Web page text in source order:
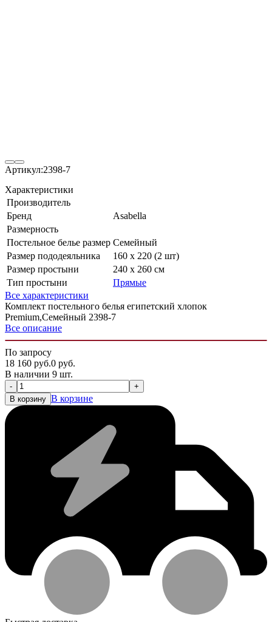
Артикул:2398-7
Характеристики
Производитель
Бренд
Asabella
Размерность
Постельное белье размер Семейный
Размер пододеяльника
160 х 220 (2 шт)
Размер простыни
240 х 260 см
Тип простыни
Прямые
Все характеристики
Комплект постельного белья египетский хлопок
Premium,Семейный 2398-7
Все описание
По запросу
18 160 руб.0 руб.
В наличии 9 шт.
-
+
В корзину В корзине